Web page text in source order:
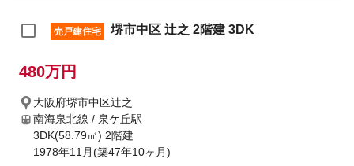
売戸建住宅 堺市中区 辻之 2階建 3DK
480万円
大阪府堺市中区辻之
南海泉北線 / 泉ケ丘駅
3DK(58.79㎡) 2階建
1978年11月(築47年10ヶ月)